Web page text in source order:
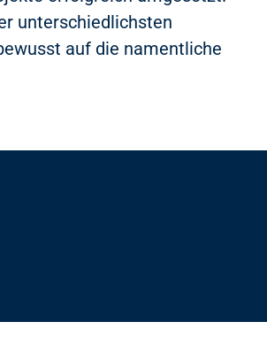
unterschiedlichsten
auf die namentliche